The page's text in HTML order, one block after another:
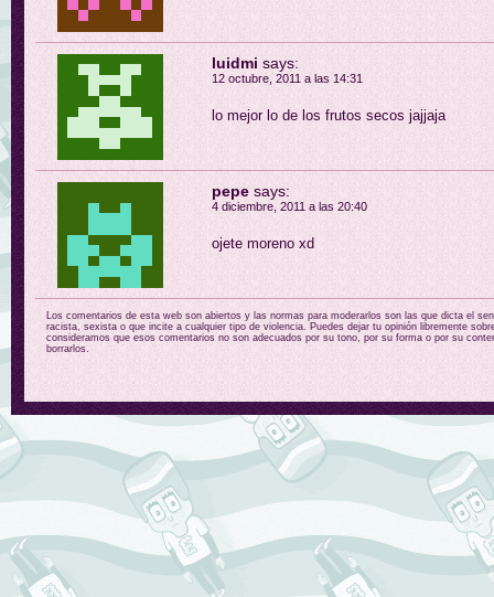
luidmi says:
12 octubre, 2011 a las 14:31
lo mejor lo de los frutos secos jajjaja
pepe says:
4 diciembre, 2011 a las 20:40
ojete moreno xd
Los comentarios de esta web son abiertos y las normas para moderarlos son las que dicta el
racista, sexista o que incite a cualquier tipo de violencia. Puedes dejar tu opinión libremente
consideramos que esos comentarios no son adecuados por su tono, por su forma o por su
borrarlos.